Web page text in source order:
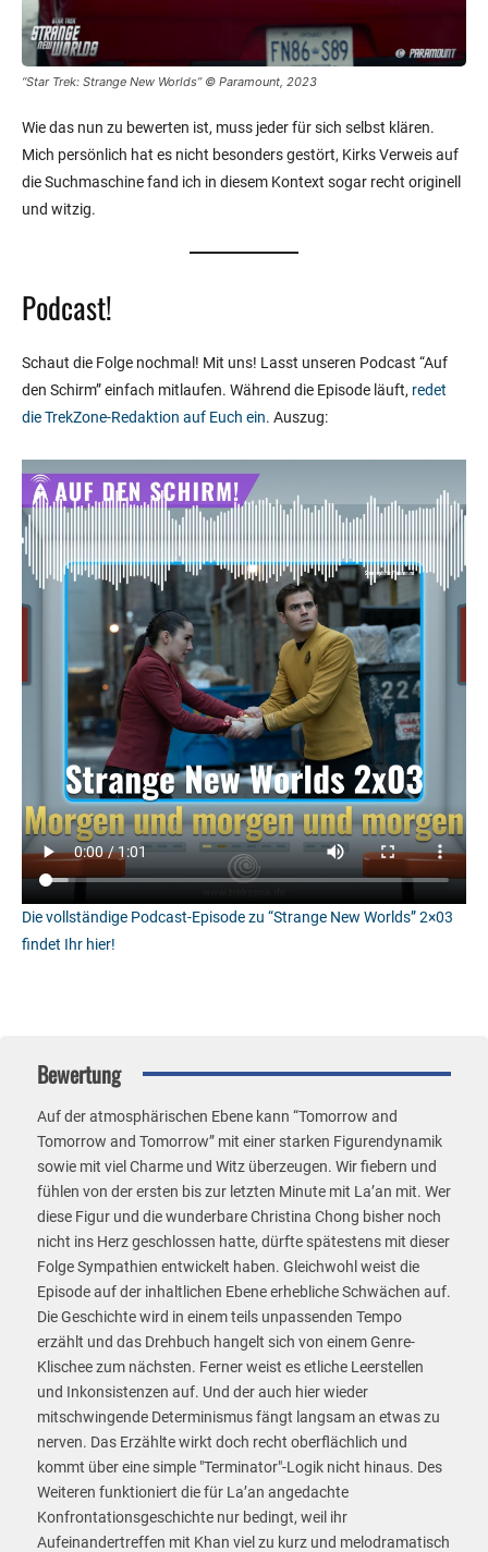
“Star Trek: Strange New Worlds” © Paramount, 2023
Wie das nun zu bewerten ist, muss jeder für sich selbst klären.
Mich persönlich hat es nicht besonders gestört, Kirks Verweis auf
die Suchmaschine fand ich in diesem Kontext sogar recht originell
und witzig.
Podcast!
Schaut die Folge nochmal! Mit uns! Lasst unseren Podcast “Auf
den Schirm” einfach mitlaufen. Während die Episode läuft, redet
die TrekZone-Redaktion auf Euch ein. Auszug:
Die vollständige Podcast-Episode zu “Strange New Worlds” 2×03
findet Ihr hier!
Bewertung
Auf der atmosphärischen Ebene kann “Tomorrow and
Tomorrow and Tomorrow” mit einer starken Figurendynamik
sowie mit viel Charme und Witz überzeugen. Wir fiebern und
fühlen von der ersten bis zur letzten Minute mit La’an mit. Wer
diese Figur und die wunderbare Christina Chong bisher noch
nicht ins Herz geschlossen hatte, dürfte spätestens mit dieser
Folge Sympathien entwickelt haben. Gleichwohl weist die
Episode auf der inhaltlichen Ebene erhebliche Schwächen auf.
Die Geschichte wird in einem teils unpassenden Tempo
erzählt und das Drehbuch hangelt sich von einem Genre-
Klischee zum nächsten. Ferner weist es etliche Leerstellen
und Inkonsistenzen auf. Und der auch hier wieder
mitschwingende Determinismus fängt langsam an etwas zu
nerven. Das Erzählte wirkt doch recht oberflächlich und
kommt über eine simple "Terminator"-Logik nicht hinaus. Des
Weiteren funktioniert die für La’an angedachte
Konfrontationsgeschichte nur bedingt, weil ihr
Aufeinandertreffen mit Khan viel zu kurz und melodramatisch